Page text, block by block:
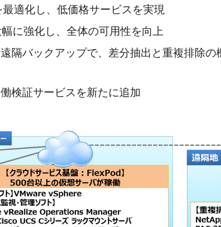
適化し、低価格サービスを実現
に強化し、全体の可用性を向上
隔バックアップで、差分抽出と重複排除
検証サービスを新たに追加